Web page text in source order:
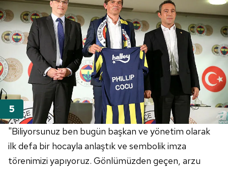
kılınması ve kişiselleştirilmesi ve sizlere yönelik
reklam/pazarlama faaliyetlerinin yapılması, amaçlarıyla
sınırlı olarak açık rızanız dahilinde kullanılacaktır.
Çerezlere ilişkin tercihlerinizi aşağıda yer alan panel
vasıtasıyla belirleyebilirsiniz. Çerezlere ilişkin detaylı bilgi
için Ayarlar butonuna tıklayabilir,Çerez Bilgilendirme
Metnimizi
ziyaret edebilirsiniz.
6698 sayılı Kişisel Verilerin Korunması Kanunu uyarınca
hazırlanmış Aydınlatma Metnimizi okumak ve sitemizde
ilgili mevzuata uygun olarak kullanılan çerezlerle ilgili bilgi
almak için lütfen
tıklayınız.
"Biliyorsunuz ben bugün başkan ve yönetim olarak
ilk defa bir hocayla anlaştık ve sembolik imza
törenimizi yapıyoruz. Gönlümüzden geçen, arzu